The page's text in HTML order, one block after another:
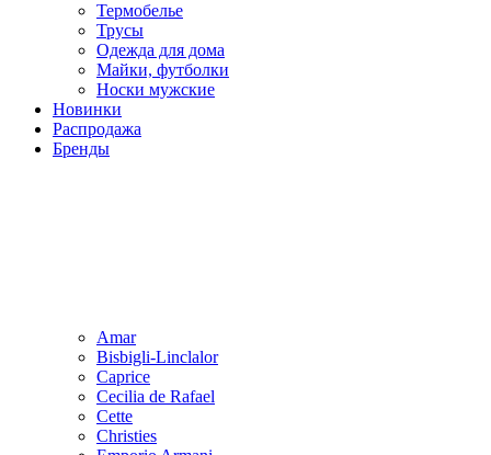
Термобелье
Трусы
Одежда для дома
Майки, футболки
Носки мужские
Новинки
Распродажа
Бренды
Amar
Bisbigli-Linclalor
Caprice
Cecilia de Rafael
Cette
Christies